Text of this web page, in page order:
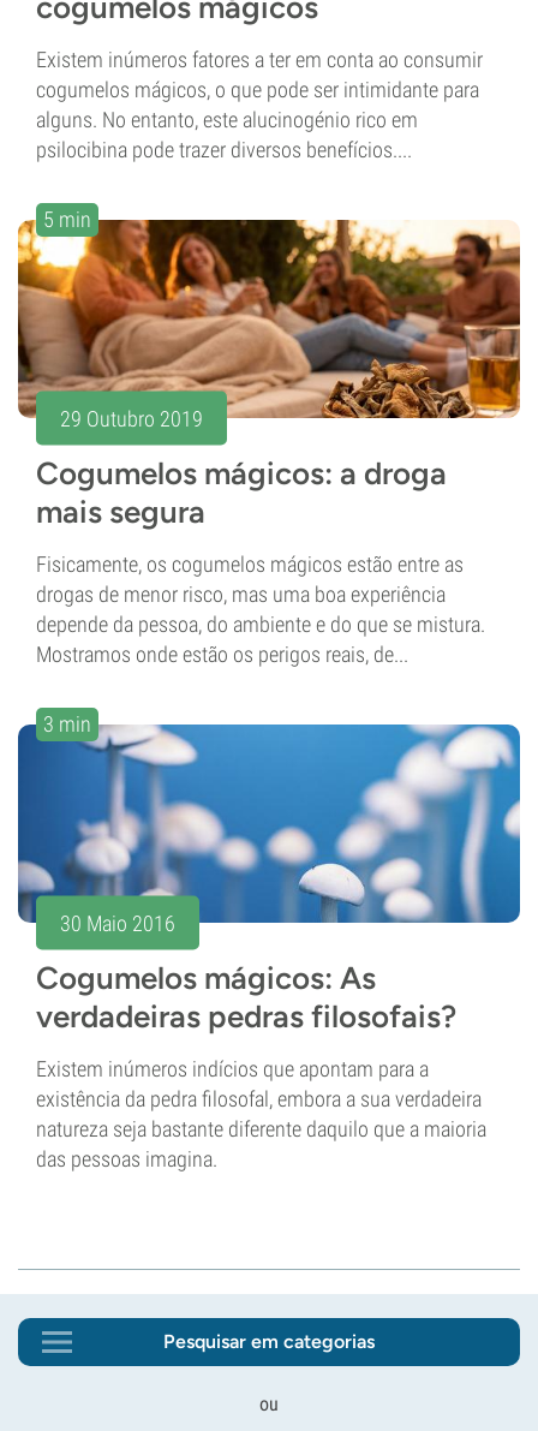
Existem inúmeros fatores a ter em conta ao consumir
cogumelos mágicos, o que pode ser intimidante para
alguns. No entanto, este alucinogénio rico em
psilocibina pode trazer diversos benefícios....
5 min
29 Outubro 2019
Cogumelos mágicos: a droga
mais segura
Fisicamente, os cogumelos mágicos estão entre as
drogas de menor risco, mas uma boa experiência
depende da pessoa, do ambiente e do que se mistura.
Mostramos onde estão os perigos reais, de...
3 min
30 Maio 2016
Cogumelos mágicos: As
verdadeiras pedras filosofais?
Existem inúmeros indícios que apontam para a
existência da pedra filosofal, embora a sua verdadeira
natureza seja bastante diferente daquilo que a maioria
das pessoas imagina.
Pesquisar em categorias
ou